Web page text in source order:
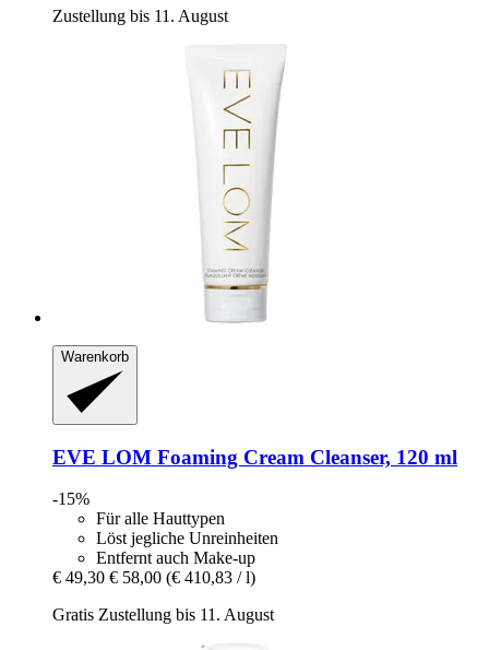
Zustellung bis 11. August
Warenkorb
EVE LOM Foaming Cream Cleanser, 120 ml
-15%
Für alle Hauttypen
Löst jegliche Unreinheiten
Entfernt auch Make-up
€ 49,30 € 58,00 (€ 410,83 / l)
Gratis Zustellung bis 11. August